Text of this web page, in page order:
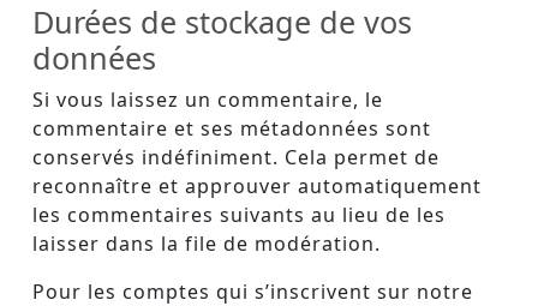
Durées de stockage de vos
données
Si vous laissez un commentaire, le
commentaire et ses métadonnées sont
conservés indéfiniment. Cela permet de
reconnaître et approuver automatiquement
les commentaires suivants au lieu de les
laisser dans la file de modération.
Pour les comptes qui s’inscrivent sur notre